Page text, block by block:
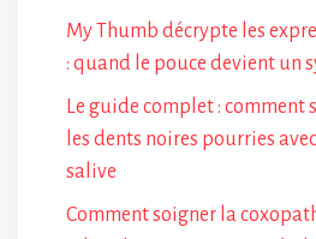
My Thumb décrypte les
: quand le pouce devient un
Le guide complet : comment
les dents noires pourries
salive
Comment soigner la